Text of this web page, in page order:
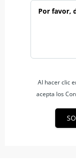
Al hacer clic
acepta los